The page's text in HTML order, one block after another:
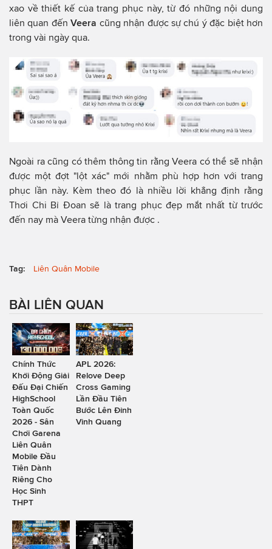
xao về thiết kế của trang phục này, từ đó những nội dung
liên quan đếnVeera cũng nhận được sự chú ý đặc biệt hơn
trong vài ngày qua.
Ngoài ra cũng có thêm thông tin rằng Veera có thể sẽ nhận
được một đợt "lột xác" mới nhằm phù hợp hơn với trang
phục lần này. Kèm theo đó là nhiều lời khẳng định rằng
Thơi Chi Bỉ Đoan sẽ là trang phục đẹp mắt nhất từ trước
đến nay mà Veera từng nhận được .
Tag: Liên Quân Mobile
BÀI LIÊN QUAN
Chính Thức
Khởi Động Giải
Đấu Đại Chiến
HighSchool
Toàn Quốc
2026 - Sân
Chơi Garena
Liên Quân
Mobile Đầu
Tiên Dành
Riêng Cho
Học Sinh
THPT
APL 2026:
Relove Deep
Cross Gaming
Lần Đầu Tiên
Bước Lên Đỉnh
Vinh Quang